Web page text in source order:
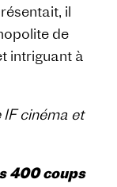
il
de
intriguant à
cinéma et
400 coups